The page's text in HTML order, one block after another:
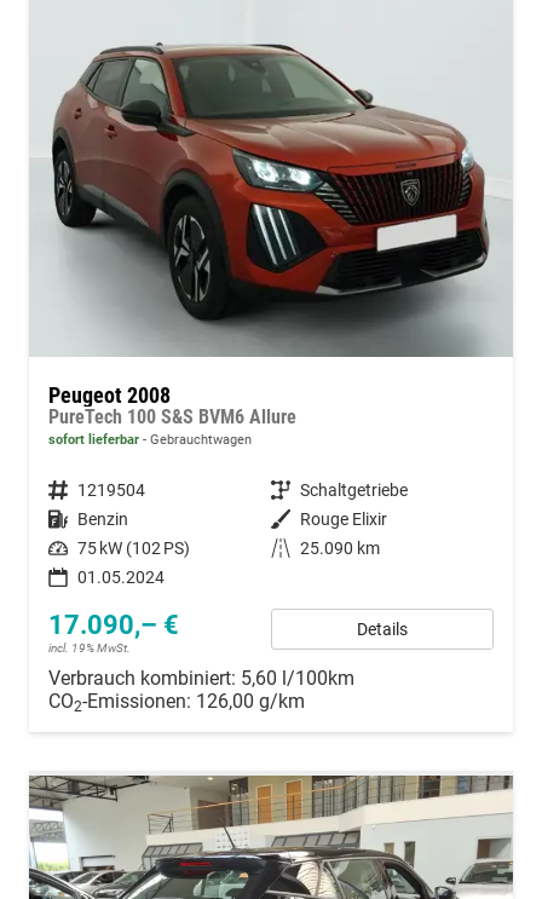
Peugeot 2008
PureTech 100 S&S BVM6 Allure
sofort lieferbar Gebrauchtwagen
Fahrzeugnummer 1219504 Getriebe Schaltgetriebe
Kraftstoff Benzin Außenfarbe Rouge Elixir
Leistung 75 kW (102 PS) Kilometerstand 25.090 km
01.05.2024
17.090,– €
incl. 19% MwSt.
Details
Verbrauch kombiniert: 5,60 l/100km
CO2-Emissionen: 126,00 g/km